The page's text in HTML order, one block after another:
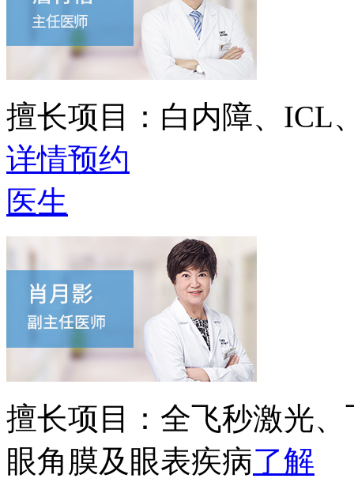
擅长项目： 白内障、ICL
详情预约
医生
擅长项目： 全飞秒激光
眼角膜及眼表疾病了解